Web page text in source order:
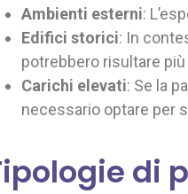
Ambienti esterni:
Edifici storici: In
potrebbero risultare
Carichi elevati: Se la
necessario optare per
di